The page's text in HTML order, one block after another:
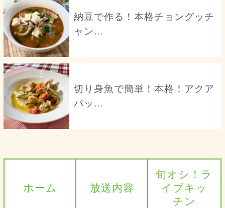
納豆で作る！本格チョングッチ
ャン...
切り身魚で簡単！本格！アクア
パッ...
ホーム 放送内容
旬オシ！ラ
イブキッ
チン